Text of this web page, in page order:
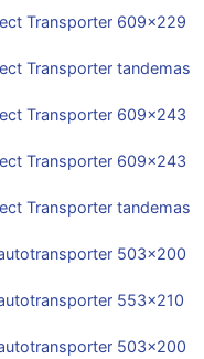
Transporter 609×229
Transporter tandemas
Transporter 609×243
Transporter 609×243
Transporter tandemas
503×200
553×210
503×200